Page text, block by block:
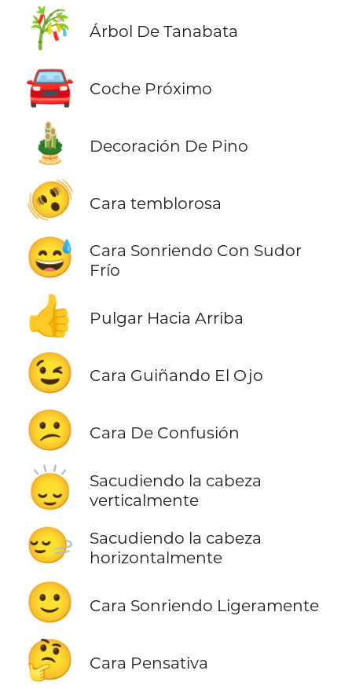
🎋 Árbol De Tanabata
🚘 Coche Próximo
🎍 Decoración De Pino
🫨 Cara temblorosa
😅
Cara Sonriendo Con Sudor
Frío
👍 Pulgar Hacia Arriba
😉 Cara Guiñando El Ojo
😕 Cara De Confusión
🙂‍↕️
Sacudiendo la cabeza
verticalmente
🙂‍↔️
Sacudiendo la cabeza
horizontalmente
🙂 Cara Sonriendo Ligeramente
🤔 Cara Pensativa